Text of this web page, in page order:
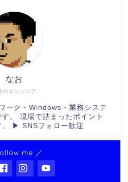
のエンジニア
なお
ーク・Windows・業務システ
。 現場で詰まったポイント
。 ▶ SNSフォロー歓迎
me ／